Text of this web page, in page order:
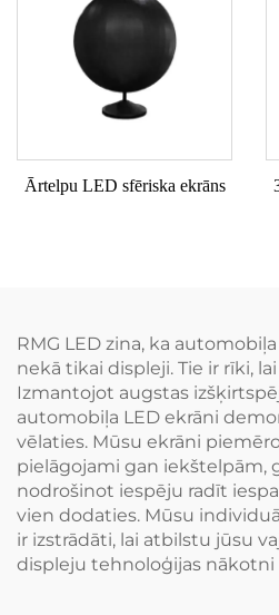
Ārtelpu LED sfēriska ekrāns
RMG LED zina, ka
nekā tikai displeji. Tie ir rīki,
Izmantojot augstas
automobiļa LED ekrāni
vēlaties. Mūsu ekrāni
pielāgojami gan iekštelpām,
nodrošinot iespēju radīt
vien dodaties. Mūsu
ir izstrādāti, lai atbilstu jūsu
displeju tehnoloģijas nākotni